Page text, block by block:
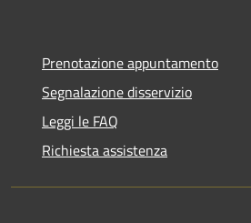
Prenotazione appuntamento
Segnalazione disservizio
Leggi le FAQ
Richiesta assistenza